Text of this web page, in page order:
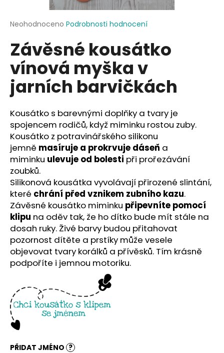
Průměrné
produktu
je
z
5
hvězdiček.
Neohodnoceno Podrobnosti hodnocení
Závěsné kousátko
vínová myška v
jarních barvičkách
Kousátko s barevnými doplňky a tvary je
spojencem rodičů, když miminku rostou zuby.
Kousátko z potravinářského silikonu
jemně masíruje a prokrvuje dáseň a
miminku ulevuje od bolesti při prořezávání
zoubků.
Silikonová kousátka vyvolávají přirozené slintání,
které chrání před vznikem zubního kazu.
Závěsné kousátko miminku připevníte pomocí
klipu na oděv tak, že ho dítko bude mít stále na
dosah ruky. Živé barvy budou přitahovat
pozornost dítěte a prstíky může vesele
objevovat tvary korálků a přívěsků. Tím krásně
podpoříte i jemnou motoriku.
PŘIDAT JMÉNO ?
j
t
?
HLEDAT
D
o
p
o
r
u
č
u
j
e
m